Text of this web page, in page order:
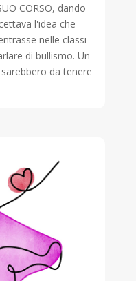
CORSO, dando
l'idea che
nelle classi
di bullismo. Un
da tenere